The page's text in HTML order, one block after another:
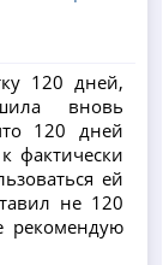
120 дней,
вновь
120 дней
фактически
ей
не 120
рекомендую